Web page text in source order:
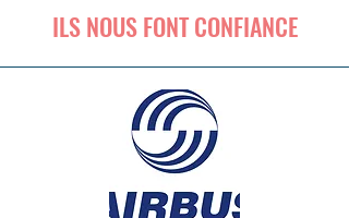
ILS NOUS FONT CONFIANCE